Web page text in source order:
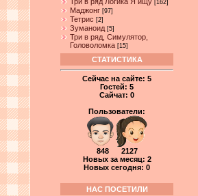
[162]
Маджонг [97]
Тетрис [2]
Зуманоид [5]
Три в ряд, Симулятор,
Головоломка [15]
СТАТИСТИКА
Сейчас на сайте: 5
Гостей: 5
Сайчат: 0
Пользователи:
848 2127
Новых за месяц: 2
Новых сегодня: 0
НАС ПОСЕТИЛИ